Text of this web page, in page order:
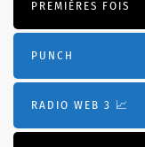
PREMIÈRES FOIS
PUNCH
RADIO WEB 3 📈